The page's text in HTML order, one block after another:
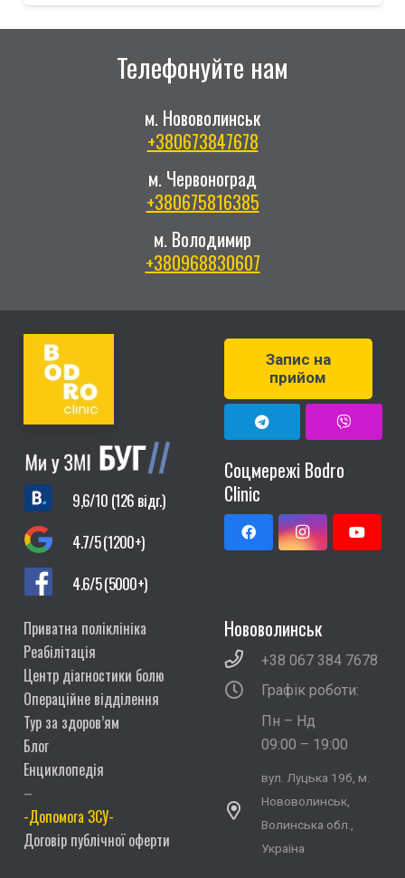
Телефонуйте нам
м. Нововолинськ
+380673847678
м. Червоноград
+380675816385
м. Володимир
+380968830607
9,6/10 (126 відг.)
4.7/5 (1200+)
4.6/5 (5000+)
Запис на
прийом
Соцмережі Bodro
Clinic
Приватна поліклініка
Реабілітація
Центр діагностики болю
Операційне відділення
Тур за здоров’ям
Блог
Енциклопедія
–
-Допомога ЗСУ-
Договір публічної оферти
Нововолинськ
+38 067 384 7678
Графік роботи:
Пн – Нд
09:00 – 19:00
вул. Луцька 19б, м.
Нововолинськ,
Волинська обл.,
Україна